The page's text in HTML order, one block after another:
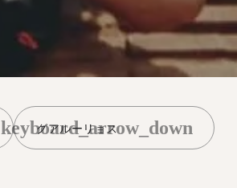
グアルーリョス
keyboard_arrow_down